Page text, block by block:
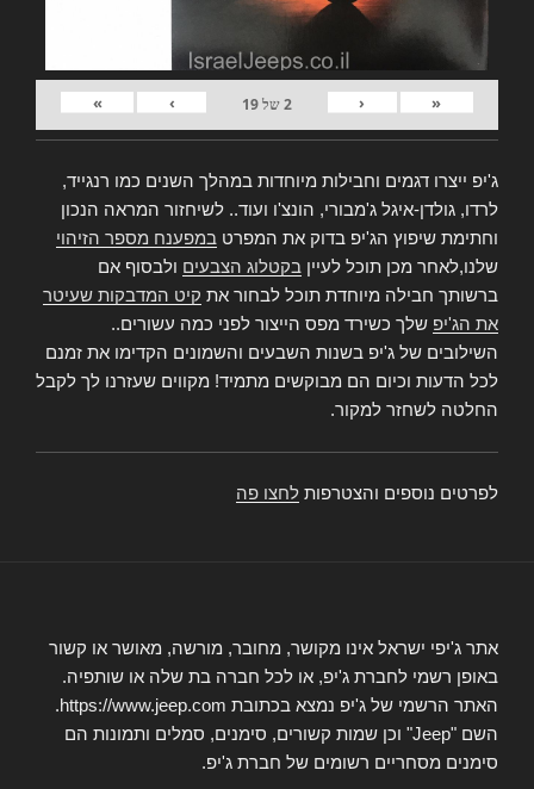
«
‹
2של19
›
»
ג'יפ ייצרו דגמים וחבילות מיוחדות במהלך השנים כמו רנגייד,
לרדו, גולדן-איגל ג'מבורי, הונצ'ו ועוד.. לשיחזור המראה הנכון
וחתימת שיפוץ הג'יפ בדוק את המפרט במפענח מספר הזיהוי
שלנו,לאחר מכן תוכל לעיין בקטלוג הצבעים ולבסוף אם
ברשותך חבילה מיוחדת תוכל לבחור את קיט המדבקות שעיטר
את הג'יפ שלך כשירד מפס הייצור לפני כמה עשורים..
השילובים של ג'יפ בשנות השבעים והשמונים הקדימו את זמנם
לכל הדעות וכיום הם מבוקשים מתמיד! מקווים שעזרנו לך לקבל
החלטה לשחזר למקור.
לפרטים נוספים והצטרפות לחצו פה
אתר ג'יפי ישראל אינו מקושר, מחובר, מורשה, מאושר או קשור
באופן רשמי לחברת ג'יפ, או לכל חברה בת שלה או שותפיה.
האתר הרשמי של ג'יפ נמצא בכתובת https://www.jeep.com.
השם "Jeep" וכן שמות קשורים, סימנים, סמלים ותמונות הם
סימנים מסחריים רשומים של חברת ג'יפ.